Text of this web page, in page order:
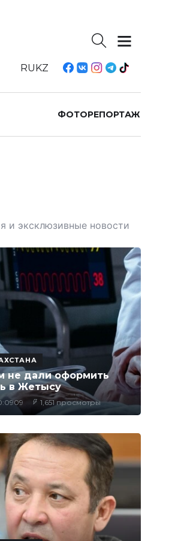
RUKZ
ФОТОРЕПОРТАЖ
и эксклюзивные новости
не дали оформить
в Жетысу
1,651 просмотры